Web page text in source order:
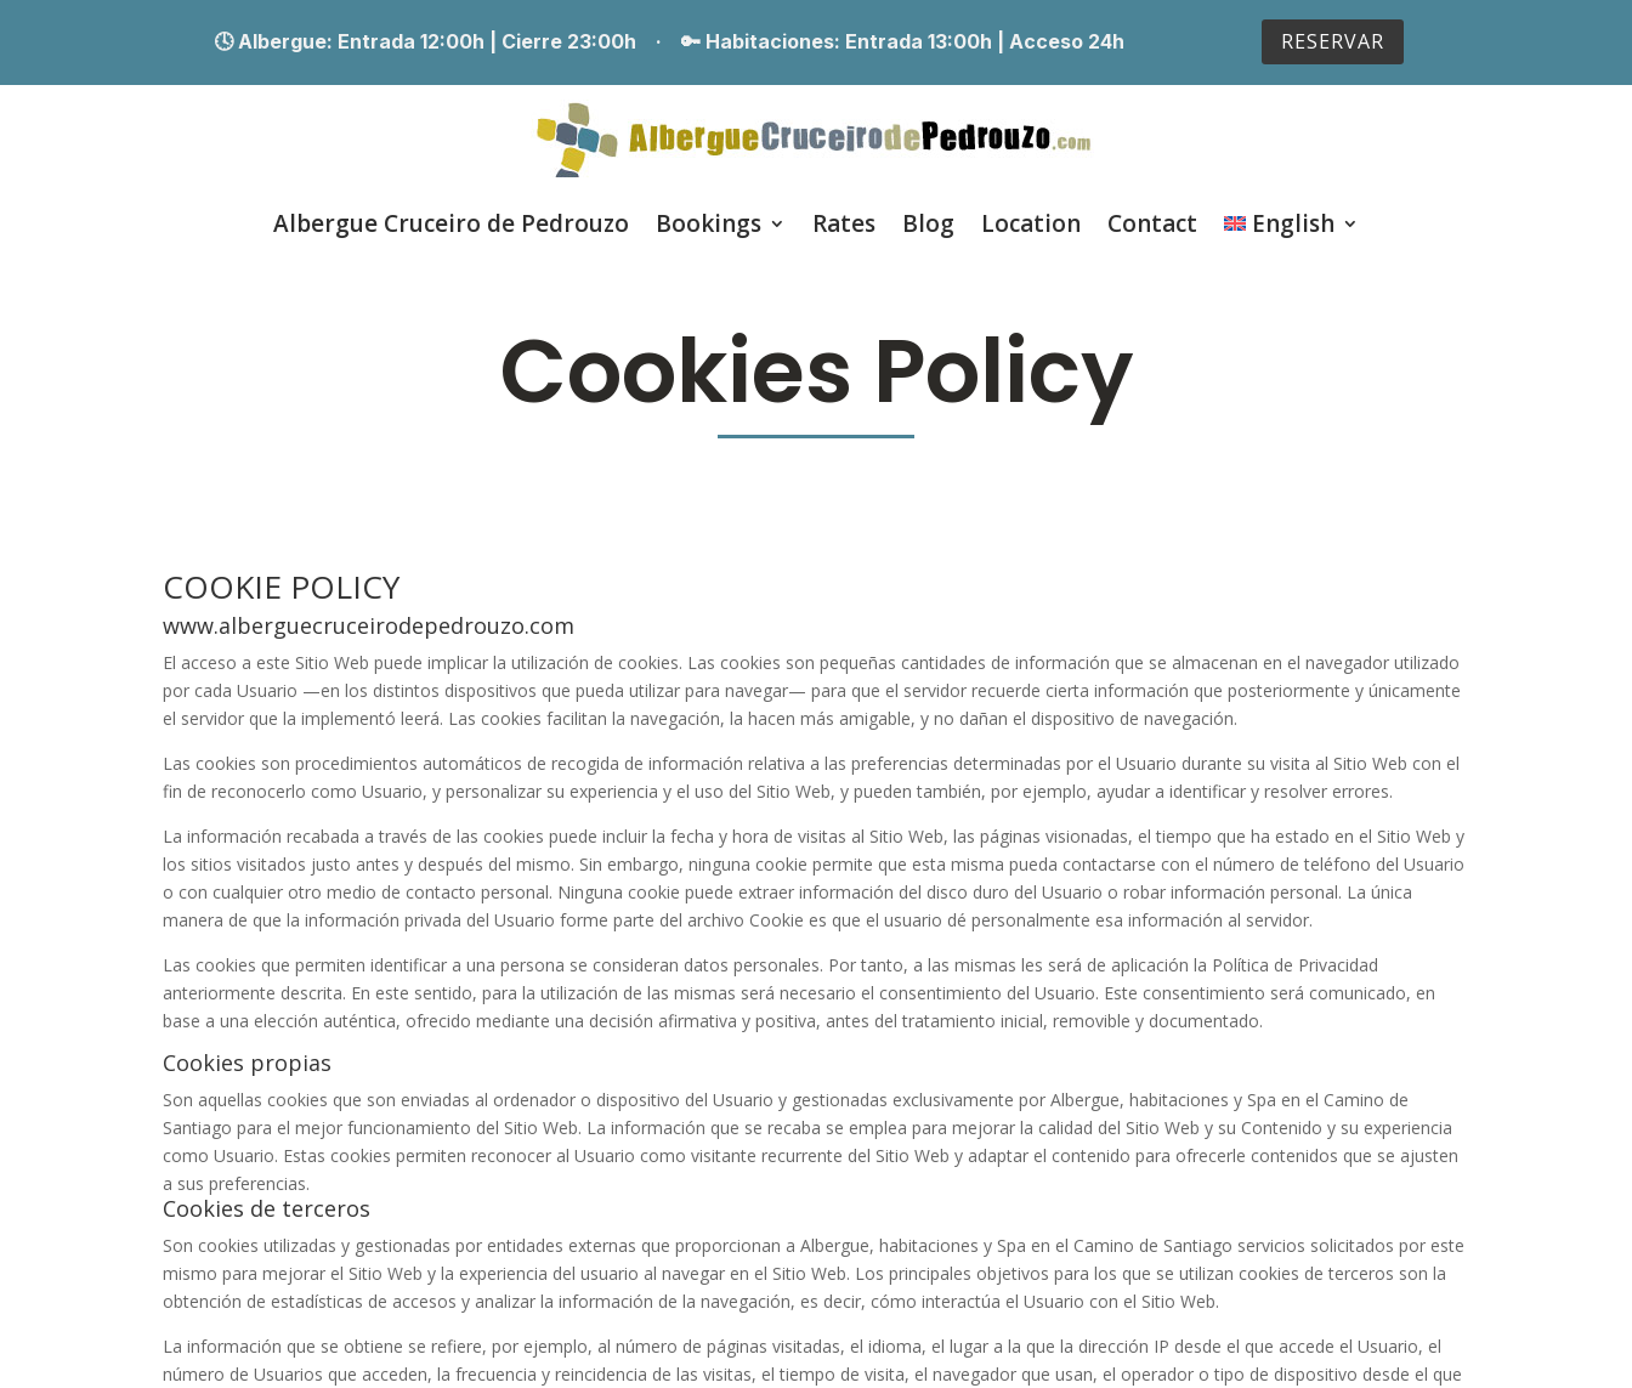
🕓 Albergue: Entrada 12:00h | Cierre 23:00h · 🔑 Habitaciones: Entrada 13:00h | Acceso 24h RESERVAR
Albergue Cruceiro de Pedrouzo Bookings Rates Blog Location Contact English
Cookies Policy
COOKIE POLICY
www.alberguecruceirodepedrouzo.com
El acceso a este Sitio Web puede implicar la utilización de cookies. Las cookies son pequeñas cantidades de información que se almacenan en el navegador utilizado
por cada Usuario —en los distintos dispositivos que pueda utilizar para navegar— para que el servidor recuerde cierta información que posteriormente y únicamente
el servidor que la implementó leerá. Las cookies facilitan la navegación, la hacen más amigable, y no dañan el dispositivo de navegación.
Las cookies son procedimientos automáticos de recogida de información relativa a las preferencias determinadas por el Usuario durante su visita al Sitio Web con el
fin de reconocerlo como Usuario, y personalizar su experiencia y el uso del Sitio Web, y pueden también, por ejemplo, ayudar a identificar y resolver errores.
La información recabada a través de las cookies puede incluir la fecha y hora de visitas al Sitio Web, las páginas visionadas, el tiempo que ha estado en el Sitio Web y
los sitios visitados justo antes y después del mismo. Sin embargo, ninguna cookie permite que esta misma pueda contactarse con el número de teléfono del Usuario
o con cualquier otro medio de contacto personal. Ninguna cookie puede extraer información del disco duro del Usuario o robar información personal. La única
manera de que la información privada del Usuario forme parte del archivo Cookie es que el usuario dé personalmente esa información al servidor.
Las cookies que permiten identificar a una persona se consideran datos personales. Por tanto, a las mismas les será de aplicación la Política de Privacidad
anteriormente descrita. En este sentido, para la utilización de las mismas será necesario el consentimiento del Usuario. Este consentimiento será comunicado, en
base a una elección auténtica, ofrecido mediante una decisión afirmativa y positiva, antes del tratamiento inicial, removible y documentado.
Cookies propias
Son aquellas cookies que son enviadas al ordenador o dispositivo del Usuario y gestionadas exclusivamente porAlbergue, habitaciones y Spa en el Camino de
Santiago para el mejor funcionamiento del Sitio Web. La información que se recaba se emplea para mejorar la calidad del Sitio Web y su Contenido y su experiencia
como Usuario. Estas cookies permiten reconocer al Usuario como visitante recurrente del Sitio Web y adaptar el contenido para ofrecerle contenidos que se ajusten
a sus preferencias.
Cookies de terceros
Son cookies utilizadas y gestionadas por entidades externas que proporcionan aAlbergue, habitaciones y Spa en el Camino de Santiago servicios solicitados por este
mismo para mejorar el Sitio Web y la experiencia del usuario al navegar en el Sitio Web. Los principales objetivos para los que se utilizan cookies de terceros son la
obtención de estadísticas de accesos y analizar la información de la navegación, es decir, cómo interactúa el Usuario con el Sitio Web.
La información que se obtiene se refiere, por ejemplo, al número de páginas visitadas, el idioma, el lugar a la que la dirección IP desde el que accede el Usuario, el
número de Usuarios que acceden, la frecuencia y reincidencia de las visitas, el tiempo de visita, el navegador que usan, el operador o tipo de dispositivo desde el que